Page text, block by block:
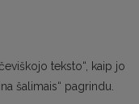
teksto“, kaip jo
šalimais“ pagrindu.